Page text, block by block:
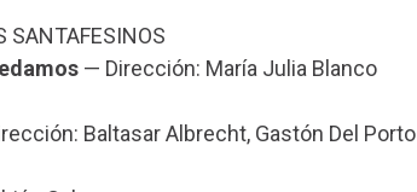
SANTAFESINOS
— Dirección: María Julia Blanco
Baltasar Albrecht, Gastón Del Porto